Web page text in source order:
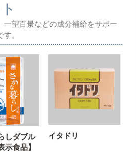
一望百景などの成分補給をサポー
。
しダブル
示食品】
イタドリ